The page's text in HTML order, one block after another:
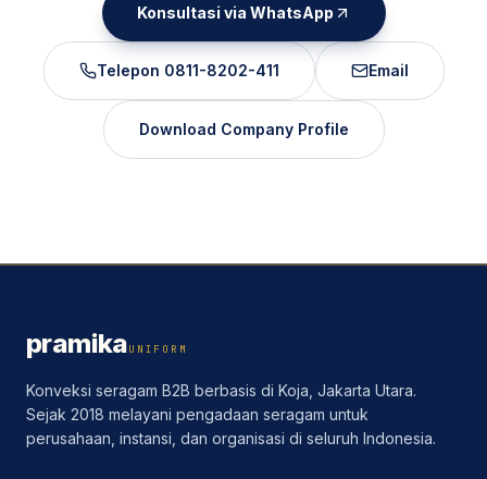
Konsultasi via WhatsApp
Telepon 0811-8202-411 Email
Download Company Profile
pramikaUNIFORM
Konveksi seragam B2B berbasis di Koja, Jakarta Utara.
Sejak 2018 melayani pengadaan seragam untuk
perusahaan, instansi, dan organisasi di seluruh Indonesia.